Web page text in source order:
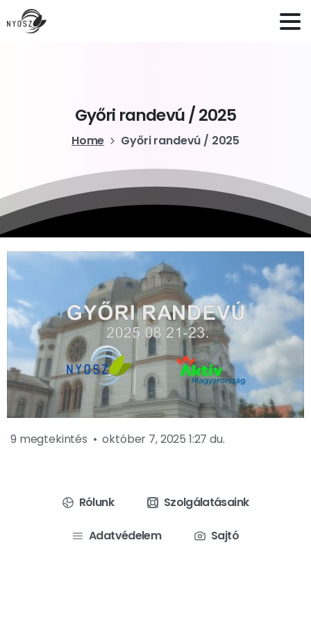
Győri randevú/2025
Home Győri randevú / 2025
9 megtekintés október 7, 2025 1:27 du.
Rólunk Szolgálatásaink
Adatvédelem Sajtó